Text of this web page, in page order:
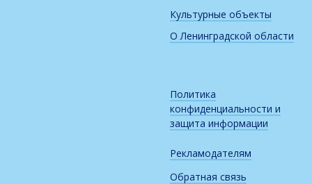
Культурные объекты
О Ленинградской области
Политика
конфиденциальности и
защита информации
Рекламодателям
Обратная связь